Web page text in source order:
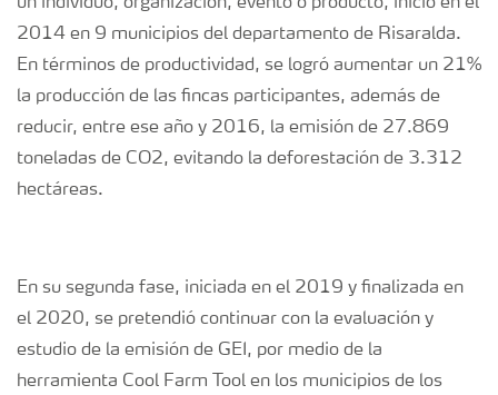
2014 en 9 municipios del departamento de Risaralda.
En términos de productividad, se logró aumentar un 21%
la producción de las fincas participantes, además de
reducir, entre ese año y 2016, la emisión de 27.869
toneladas de CO2, evitando la deforestación de 3.312
hectáreas.
En su segunda fase, iniciada en el 2019 y finalizada en
el 2020, se pretendió continuar con la evaluación y
estudio de la emisión de GEI, por medio de la
herramienta Cool Farm Tool en los municipios de los